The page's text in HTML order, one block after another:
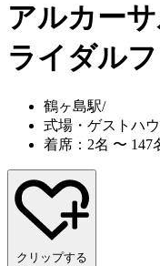
アルカー
ライダル
鶴ヶ島駅/
式場・ゲストハ
着席：2名 〜 147
クリップする